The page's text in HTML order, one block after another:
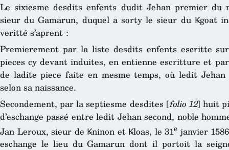
Le sixiesme desdits enfents dudit Jehan premier du
sieur du Gamarun, duquel a sorty le sieur du Ꝃgoat
veritté s’aprent :
Premierement par la liste desdits enfents escritte
pieces cy devant induites, en entienne escritture et
de ladite piece faite en mesme temps, où ledit
selon sa naissance.
Secondement, par la septiesme desdites [folio 12] huit
d’eschange passé entre ledit Jehan second, noble
Jan Leroux, sieur de Ꝃninon et Ꝃloas, le 31e janvier
eschange le lieu du Gamarun dont il portoit la